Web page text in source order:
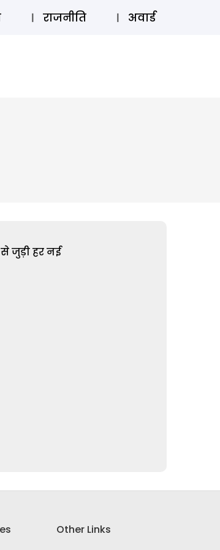
लॉग इन ⚲ SUBSCRIBE
राजनीति अवार्ड
जुड़ी हर नई
Other Links